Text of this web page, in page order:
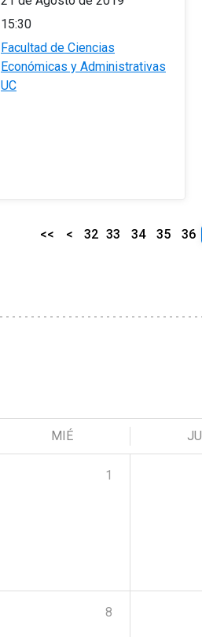
15:30
Facultad de Ciencias
Económicas y Administrativas
UC
<< < 32 33 34 35 36
MIÉ
1
8